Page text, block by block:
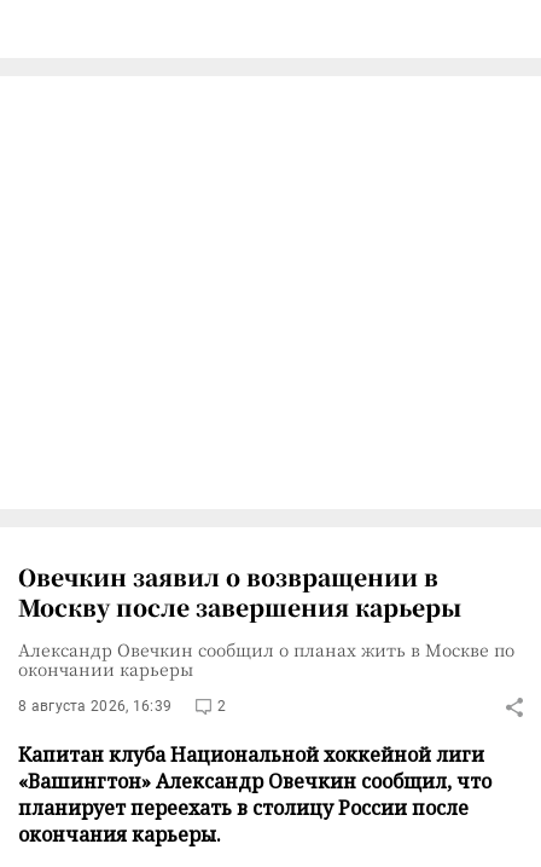
Овечкин заявил о возвращении в
Москву после завершения карьеры
Александр Овечкин сообщил о планах жить в Москве по
окончании карьеры
8 августа 2026, 16:39 2
Капитан клуба Национальной хоккейной лиги
«Вашингтон» Александр Овечкин сообщил, что
планирует переехать в столицу России после
окончания карьеры.